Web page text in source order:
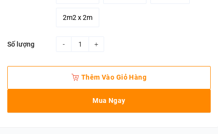
2m2 x 2m
Số lượng
Ga trải giường Lụa tencel Capybara 3 quantity
Thêm Vào Giỏ Hàng
Mua Ngay